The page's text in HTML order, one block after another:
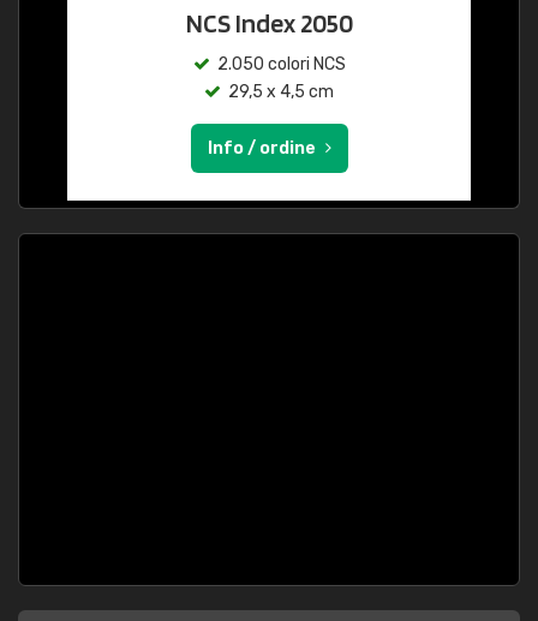
NCS Index 2050
2.050 colori NCS
29,5 x 4,5 cm
Info / ordine